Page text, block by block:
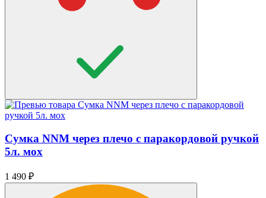
Сумка NNM через плечо с паракордовой ручкой
5л. мох
1 490 ₽